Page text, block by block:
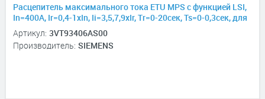
Расцепитель максимального тока ETU MPS с функцией LSI,
In=400А, Ir=0,4-1хIn, Ii=3,5,7,9хIr, Tr=0-20сек, Ts=0-0,3сек, для
3VT3
Артикул: 3VT93406AS00
Производитель: SIEMENS